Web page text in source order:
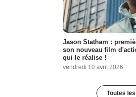
Jason Statham :
son nouveau film
qui le réalise !
vendredi 10 avril 2026
Toutes